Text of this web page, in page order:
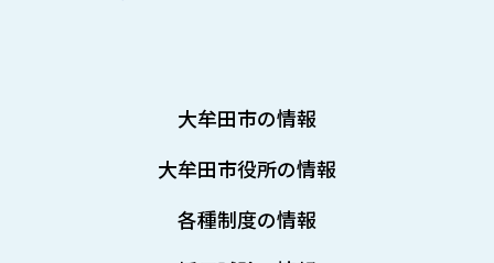
大牟田市の情報
大牟田市役所の情報
各種制度の情報